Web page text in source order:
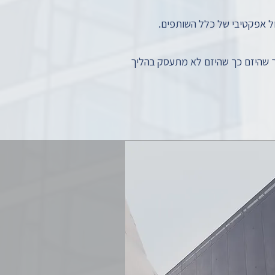
אפקטיבי של כלל השותפים.
שהיזם כך שהיזם לא מתעסק בהליך